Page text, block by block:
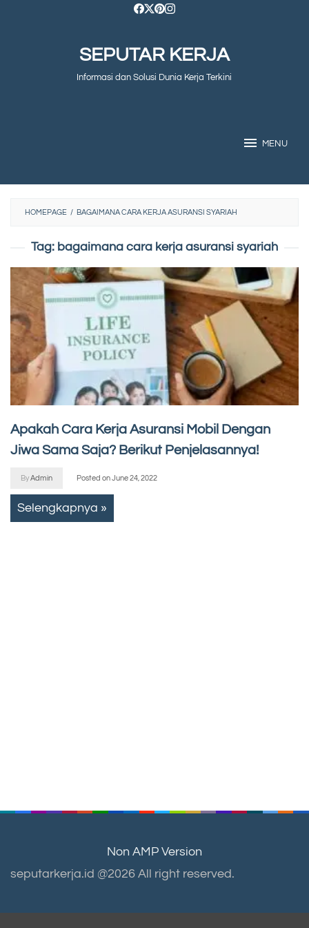
SEPUTAR KERJA
Informasi dan Solusi Dunia Kerja Terkini
MENU
HOMEPAGE / BAGAIMANA CARA KERJA ASURANSI SYARIAH
Tag: bagaimana cara kerja asuransi syariah
Apakah Cara Kerja Asuransi Mobil Dengan
Jiwa Sama Saja? Berikut Penjelasannya!
ByAdmin Posted onJune 24, 2022
Selengkapnya »
Non AMP Version
seputarkerja.id @2026 All right reserved.